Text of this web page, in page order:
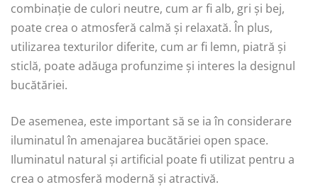
combinație de culori neutre, cum ar fi alb, gri și bej,
poate crea o atmosferă calmă și relaxată. În plus,
utilizarea texturilor diferite, cum ar fi lemn, piatră și
sticlă, poate adăuga profunzime și interes la designul
bucătăriei.
De asemenea, este important să se ia în considerare
iluminatul în amenajarea bucătăriei open space.
Iluminatul natural și artificial poate fi utilizat pentru a
crea o atmosferă modernă și atractivă.